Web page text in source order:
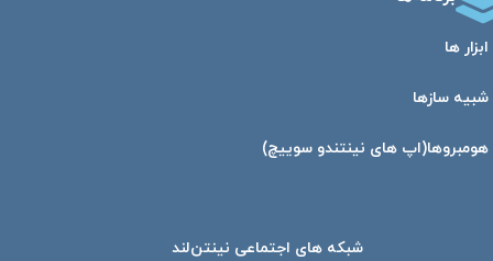
ابزار ها
شبیه ساز‌ها
هومبرو‌ها(اپ های نینتندو سوییچ)
شبکه های اجتماعی نینتن‌لند